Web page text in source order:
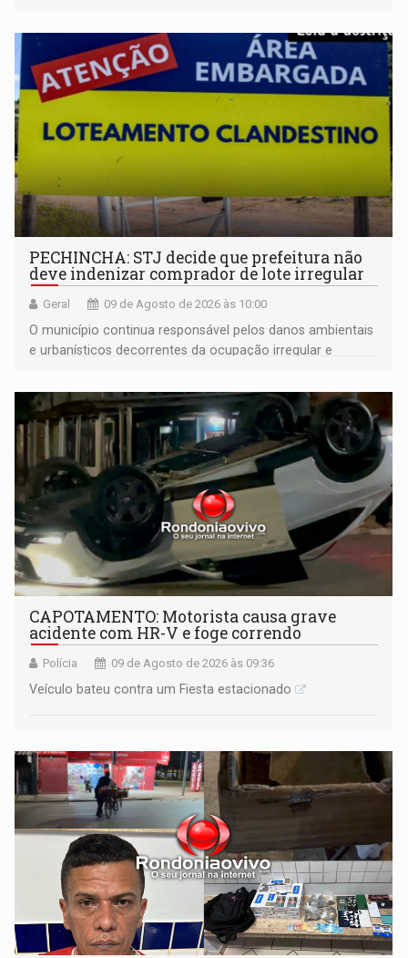
PECHINCHA: STJ decide que prefeitura não
deve indenizar comprador de lote irregular
Geral 09 de Agosto de 2026 às 10:00
O município continua responsável pelos danos ambientais
e urbanísticos decorrentes da ocupação irregular e
CAPOTAMENTO: Motorista causa grave
acidente com HR-V e foge correndo
Polícia 09 de Agosto de 2026 às 09:36
Veículo bateu contra um Fiesta estacionado